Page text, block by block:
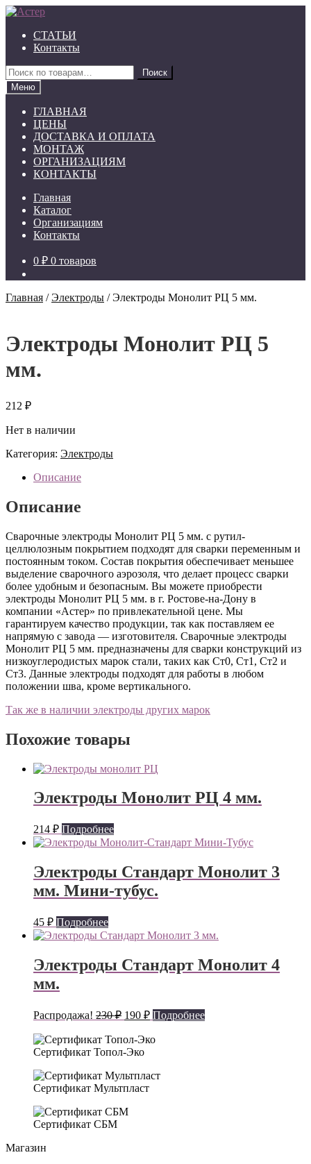
Перейти
навигации
Перейти
содержимому
СТАТЬИ
Контакты
Искать:
Поиск
Меню
ГЛАВНАЯ
ЦЕНЫ
ДОСТАВКА И ОПЛАТА
МОНТАЖ
ОРГАНИЗАЦИЯМ
КОНТАКТЫ
Главная
Каталог
Организациям
Контакты
0 ₽ 0 товаров
Главная / Электроды /Электроды Монолит РЦ 5 мм.
Электроды Монолит РЦ 5
мм.
212 ₽
Нет в наличии
Категория: Электроды
Описание
Описание
Сварочные электроды Монолит РЦ 5 мм. с рутил-
целлюлозным покрытием подходят для сварки переменным и
постоянным током. Состав покрытия обеспечивает меньшее
выделение сварочного аэрозоля, что делает процесс сварки
более удобным и безопасным. Вы можете приобрести
электроды Монолит РЦ 5 мм. в г. Ростове-на-Дону в
компании «Астер» по привлекательной цене. Мы
гарантируем качество продукции, так как поставляем ее
напрямую с завода — изготовителя. Сварочные электроды
Монолит РЦ 5 мм. предназначены для сварки конструкций из
низкоуглеродистых марок стали, таких как Ст0, Ст1, Ст2 и
Ст3. Данные электроды подходят для работы в любом
положении шва, кроме вертикального.
Так же в наличии электроды других марок
Похожие товары
Электроды Монолит РЦ 4 мм.
214 ₽ Подробнее
Электроды Стандарт Монолит 3
мм. Мини-тубус.
45 ₽ Подробнее
Электроды Стандарт Монолит 4
мм.
Распродажа! 230₽ Первоначальная
составляла
230 ₽.
190 ₽Текущая
цена:
190 ₽.
Подробнее
Сертификат Топол-Эко
Сертификат Мультпласт
Сертификат СБМ
Магазин